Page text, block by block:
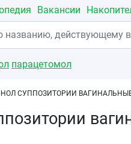
Вакансии
парацетомол
СУППОЗИТОРИИ